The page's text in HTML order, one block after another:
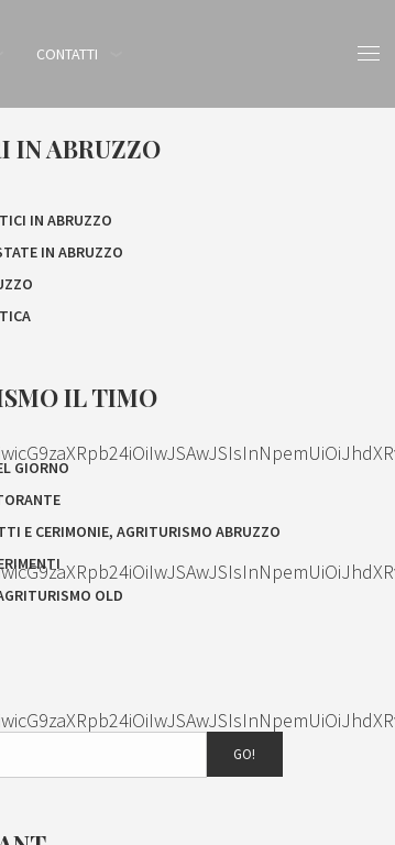
CONTATTI
IN ABRUZZO
IN ABRUZZO
IN ABRUZZO
IL TIMO
GIORNO
E CERIMONIE, AGRITURISMO ABRUZZO
OLD
GO!